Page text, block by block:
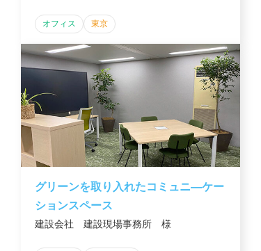
オフィス 東京
グリーンを取り入れたコミュニ―ケー
ションスペース
建設会社 建設現場事務所 様